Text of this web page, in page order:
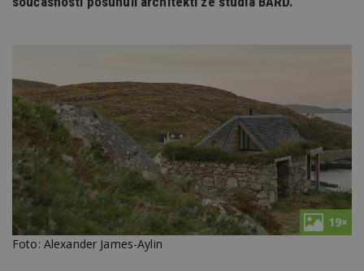
19×
Foto: Alexander James-Aylin